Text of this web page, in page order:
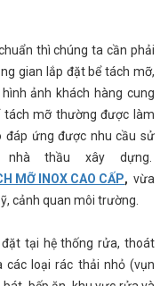
thì chúng ta cần phải
gian lắp đặt bể tách mỡ,
ảnh khách hàng cung
tách mỡ thường được làm
đáp ứng được nhu cầu sử
thầu xây dựng.
MỠ INOX CAO CẤP, vừa
cảnh quan môi trường.
tại hệ thống rửa, thoát
loại rác thải nhỏ (vụn